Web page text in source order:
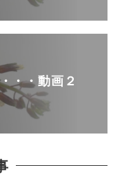
・・動画２